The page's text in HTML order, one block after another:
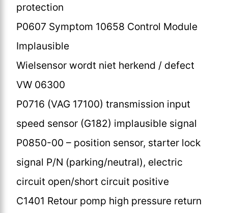
protection
P0607 Symptom 10658 Control Module
Implausible
Wielsensor wordt niet herkend / defect
VW 06300
P0716 (VAG 17100) transmission input
speed sensor (G182) implausible signal
P0850-00 – position sensor, starter lock
signal P/N (parking/neutral), electric
circuit open/short circuit positive
C1401 Retour pomp high pressure return